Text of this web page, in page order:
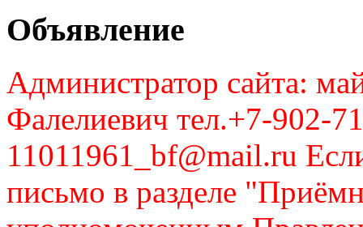
Объявление
Администратор сайта:
Фалелиевич тел.+7-902-
11011961_bf@mail.ru
письмо в разделе